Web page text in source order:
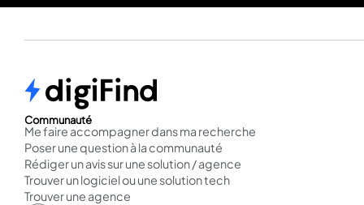
Communauté
Me faire accompagner dans ma recherche
Poser une question à la communauté
Rédiger un avis sur une solution / agence
Trouver un logiciel ou une solution tech
Trouver une agence